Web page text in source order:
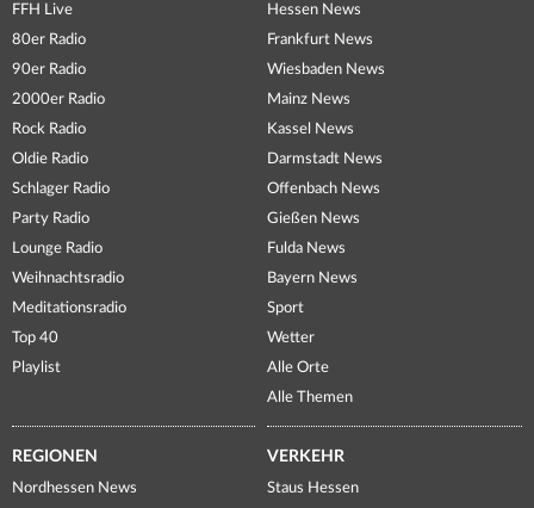
FFH Live
80er Radio
90er Radio
2000er Radio
Rock Radio
Oldie Radio
Schlager Radio
Party Radio
Lounge Radio
Weihnachtsradio
Meditationsradio
Top 40
Playlist
Hessen News
Frankfurt News
Wiesbaden News
Mainz News
Kassel News
Darmstadt News
Offenbach News
Gießen News
Fulda News
Bayern News
Sport
Wetter
Alle Orte
Alle Themen
REGIONEN
Nordhessen News
VERKEHR
Staus Hessen